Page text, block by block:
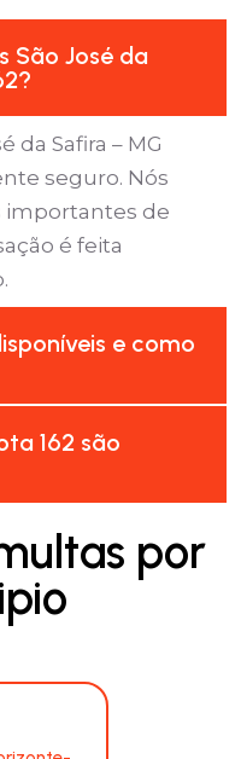
São José da
da Safira – MG
seguro. Nós
importantes de
é feita
e como
162 são
por